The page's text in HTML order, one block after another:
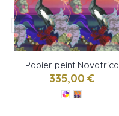
Papier peint Novafrica
Sunset Scène 1 de
Christian Lacroix
335,00 €